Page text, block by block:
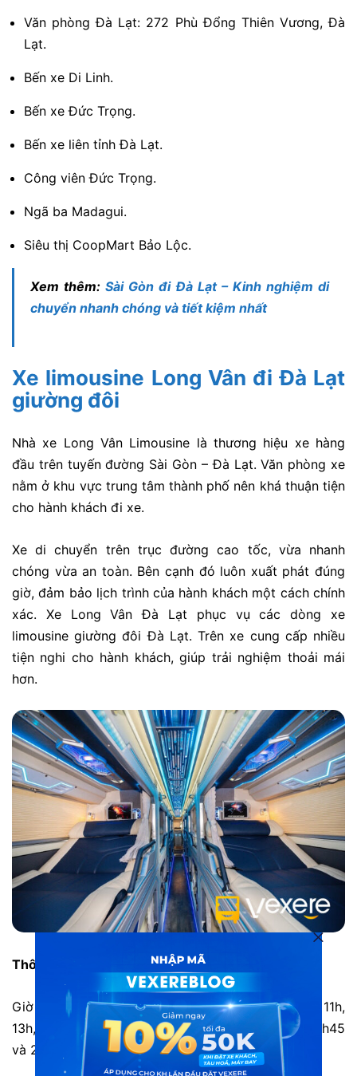
Văn phòng Đà Lạt: 272 Phù Đổng Thiên Vương, Đà
Lạt.
Bến xe Di Linh.
Bến xe Đức Trọng.
Bến xe liên tỉnh Đà Lạt.
Công viên Đức Trọng.
Ngã ba Madagui.
Siêu thị CoopMart Bảo Lộc.
Xem thêm:Sài Gòn đi Đà Lạt – Kinh nghiệm di
chuyển nhanh chóng và tiết kiệm nhất
Xe limousine Long Vân đi Đà Lạt
giường đôi
Nhà xe Long Vân Limousine là thương hiệu xe hàng
đầu trên tuyến đường Sài Gòn – Đà Lạt. Văn phòng xe
nằm ở khu vực trung tâm thành phố nên khá thuận tiện
cho hành khách đi xe.
Xe di chuyển trên trục đường cao tốc, vừa nhanh
chóng vừa an toàn. Bên cạnh đó luôn xuất phát đúng
giờ, đảm bảo lịch trình của hành khách một cách chính
xác. Xe Long Vân Đà Lạt phục vụ các dòng xe
limousine giường đôi Đà Lạt. Trên xe cung cấp nhiều
tiện nghi cho hành khách, giúp trải nghiệm thoải mái
hơn.
Thông tin chi tiết
Giờ xuất bến tại Sài Gòn: 0h30, 5h30, 6h05, 8h, 11h,
13h, 22h30, 22h35, 23h, 23h05, 23h30, 23h35, 23h45
và 23h50 hàng ngày.